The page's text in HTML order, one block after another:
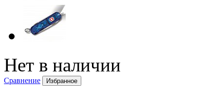
Нет в наличии
Сравнение Избранное